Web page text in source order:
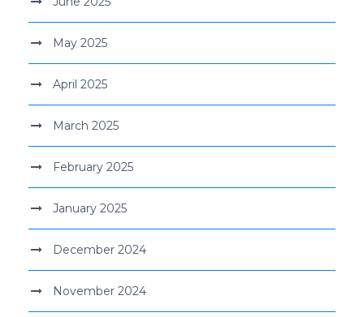
May 2025
April 2025
March 2025
February 2025
January 2025
December 2024
November 2024